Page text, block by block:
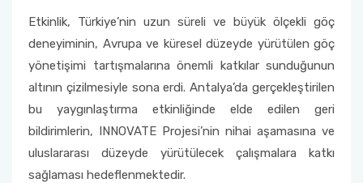
Etkinlik, Türkiye’nin uzun süreli ve büyük ölçekli göç
deneyiminin, Avrupa ve küresel düzeyde yürütülen göç
yönetişimi tartışmalarına önemli katkılar sunduğunun
altının çizilmesiyle sona erdi. Antalya’da gerçekleştirilen
bu yaygınlaştırma etkinliğinde elde edilen geri
bildirimlerin, INNOVATE Projesi’nin nihai aşamasına ve
uluslararası düzeyde yürütülecek çalışmalara katkı
sağlaması hedeflenmektedir.